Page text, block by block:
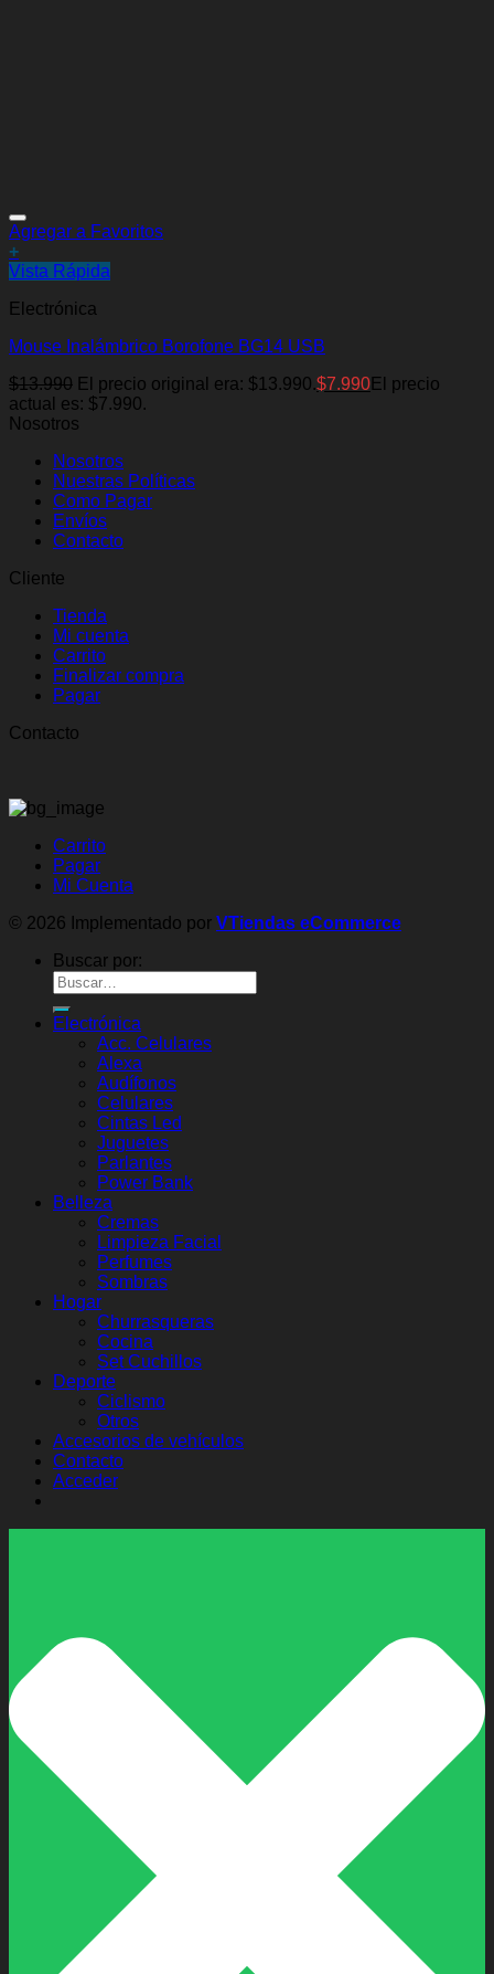
Agregar a Favoritos
+
Vista Rápida
Electrónica
Mouse Inalámbrico Borofone BG14 USB
$13.990 El precio original era: $13.990.$7.990El precio
actual es: $7.990.
Nosotros
Nosotros
Nuestras Políticas
Como Pagar
Envíos
Contacto
Cliente
Tienda
Mi cuenta
Carrito
Finalizar compra
Pagar
Contacto
Carrito
Pagar
Mi Cuenta
© 2026 Implementado por VTiendas eCommerce
Buscar por:
Electrónica
Acc. Celulares
Alexa
Audífonos
Celulares
Cintas Led
Juguetes
Parlantes
Power Bank
Belleza
Cremas
Limpieza Facial
Perfumes
Sombras
Hogar
Churrasqueras
Cocina
Set Cuchillos
Deporte
Ciclismo
Otros
Accesorios de vehículos
Contacto
Acceder